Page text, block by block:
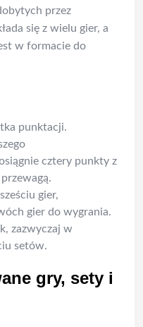
przez
się z wielu gier, a
w formacie do
punktacji.
cztery punkty z
gier,
gier do wygrania.
zazwyczaj w
setów.
gry, sety i